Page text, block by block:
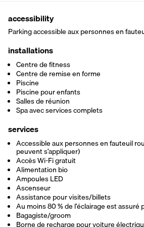
accessibility
Parking accessible aux personnes en
installations
Centre de fitness
Centre de remise en forme
Piscine
Piscine pour enfants
Salles de réunion
Spa avec services complets
services
Accessible aux personnes en fauteuil
peuvent s’appliquer)
Accès Wi-Fi gratuit
Alimentation bio
Ampoules LED
Ascenseur
Assistance pour visites/billets
Au moins 80 % de l’éclairage est assuré
Bagagiste/groom
Borne de recharge pour voiture